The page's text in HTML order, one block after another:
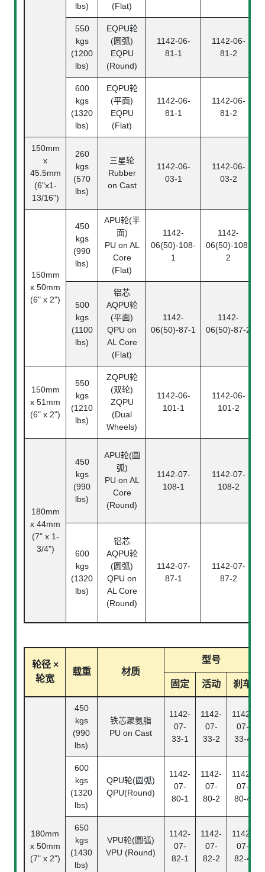
lbs)
(Flat)
550
kgs
(1200
lbs)
EQPU轮
(圆弧)
EQPU
(Round)
1142-06-
81-1
1142-06-
81-2
600
kgs
(1320
lbs)
EQPU轮
(平面)
EQPU
(Flat)
1142-06-
81-1
1142-06-
81-2
150mm
x
45.5mm
(6"x1-
13/16")
260
kgs
(570
lbs)
三星轮
Rubber
on Cast
1142-06-
03-1
1142-06-
03-2
150mm
x 50mm
(6" x 2")
450
kgs
(990
lbs)
APU轮(平
面)
PU on AL
Core
(Flat)
1142-
06(50)-108-
1
1142-
06(50)-108-
2
500
kgs
(1100
lbs)
铝芯
AQPU轮
(平面)
QPU on
AL Core
(Flat)
1142-
06(50)-87-1
1142-
06(50)-87-2
150mm
x 51mm
(6" x 2")
550
kgs
(1210
lbs)
ZQPU轮
(双轮)
ZQPU
(Dual
Wheels)
1142-06-
101-1
1142-06-
101-2
180mm
x 44mm
(7" x 1-
3/4")
450
kgs
(990
lbs)
APU轮(圆
弧)
PU on AL
Core
(Round)
1142-07-
108-1
1142-07-
108-2
600
kgs
(1320
lbs)
铝芯
AQPU轮
(圆弧)
QPU on
AL Core
(Round)
1142-07-
87-1
1142-07-
87-2
轮径 ×
轮宽
载重 材质
型号
固定 活动 刹车
180mm
x 50mm
(7" x 2")
450
kgs
(990
lbs)
铁芯聚氨脂
PU on Cast
1142-
07-
33-1
1142-
07-
33-2
1142-
07-
33-4
600
kgs
(1320
lbs)
QPU轮(圆弧)
QPU(Round)
1142-
07-
80-1
1142-
07-
80-2
1142-
07-
80-4
650
kgs
(1430
lbs)
VPU轮(圆弧)
VPU (Round)
1142-
07-
82-1
1142-
07-
82-2
1142-
07-
82-4